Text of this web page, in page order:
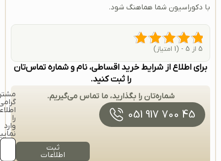
با دکوراسیون شما هماهنگ شود.
5 از 5 - (1 امتیاز)
برای اطلاع از شرایط خرید اقساطی، نام و شماره تماس‌تان
را ثبت کنید.
شماره‌تان را بگذارید، ما تماس می‌گیریم.
45 700 917 051
را
وارد
ثبت
اطلاعات